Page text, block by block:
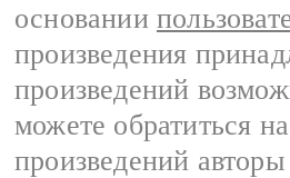
основании
произведения
произведений
можете обратиться
произведений